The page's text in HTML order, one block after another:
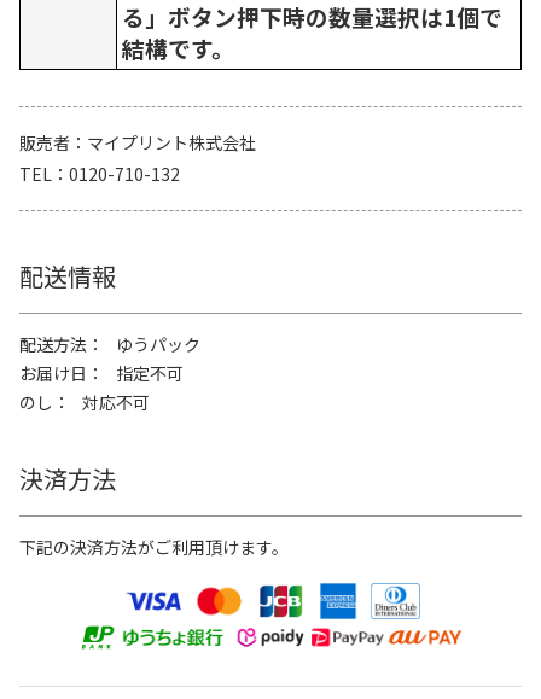
る」ボタン押下時の数量選択は1個で
結構です。
販売者
マイプリント株式会社
TEL
0120-710-132
配送情報
配送方法
ゆうパック
お届け日
指定不可
のし
対応不可
決済方法
下記の決済方法がご利用頂けます。